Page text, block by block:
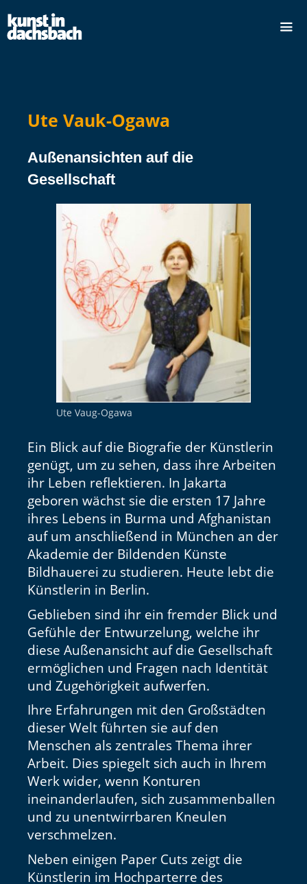
Ute Vauk-Ogawa
Außenansichten auf die
Gesellschaft
Ute Vaug-Ogawa
Ein Blick auf die Biografie der Künstlerin
genügt, um zu sehen, dass ihre Arbeiten
ihr Leben reflektieren. In Jakarta
geboren wächst sie die ersten 17 Jahre
ihres Lebens in Burma und Afghanistan
auf um anschließend in München an der
Akademie der Bildenden Künste
Bildhauerei zu studieren. Heute lebt die
Künstlerin in Berlin.
Geblieben sind ihr ein fremder Blick und
Gefühle der Entwurzelung, welche ihr
diese Außenansicht auf die Gesellschaft
ermöglichen und Fragen nach Identität
und Zugehörigkeit aufwerfen.
Ihre Erfahrungen mit den Großstädten
dieser Welt führten sie auf den
Menschen als zentrales Thema ihrer
Arbeit. Dies spiegelt sich auch in Ihrem
Werk wider, wenn Konturen
ineinanderlaufen, sich zusammenballen
und zu unentwirrbaren Kneulen
verschmelzen.
Neben einigen Paper Cuts zeigt die
Künstlerin im Hochparterre des